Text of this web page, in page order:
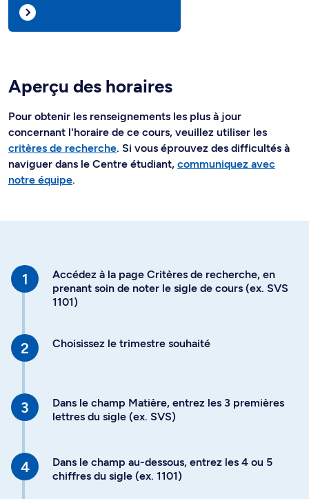
Aperçu des horaires
Pour obtenir les renseignements les plus à jour
concernant l'horaire de ce cours, veuillez utiliser les
critères de recherche. Si vous éprouvez des difficultés à
naviguer dans le Centre étudiant, communiquez avec
notre équipe.
Accédez à la page Critères de recherche, en
prenant soin de noter le sigle de cours (ex. SVS
1101)
Choisissez le trimestre souhaité
Dans le champ Matière, entrez les 3 premières
lettres du sigle (ex. SVS)
Dans le champ au-dessous, entrez les 4 ou 5
chiffres du sigle (ex. 1101)